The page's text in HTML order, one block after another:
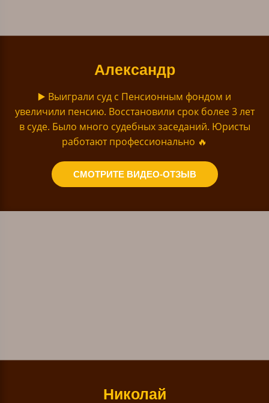
Александр
▶️ Выиграли суд с Пенсионным фондом и
увеличили пенсию. Восстановили срок более 3 лет
в суде. Было много судебных заседаний. Юристы
работают профессионально 🔥
СМОТРИТЕ ВИДЕО-ОТЗЫВ
Николай